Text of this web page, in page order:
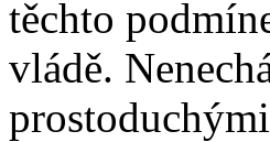
těchto
vládě.